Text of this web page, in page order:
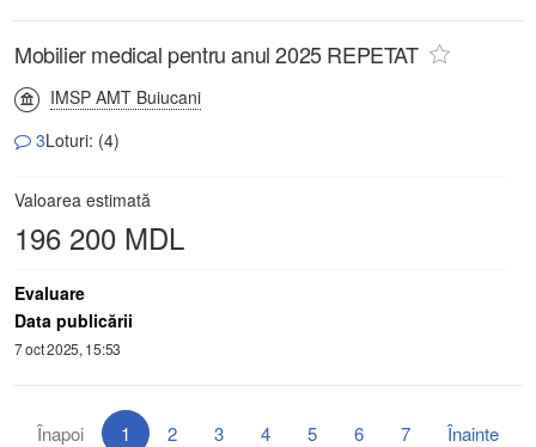
Mobilier medical pentru anul 2025 REPETAT
IMSP AMT Buiucani
3Loturi: (4)
Valoarea estimată
196 200 MDL
Evaluare
Data publicării
7 oct 2025, 15:53
Înapoi 1 2 3 4 5 6 7 Înainte